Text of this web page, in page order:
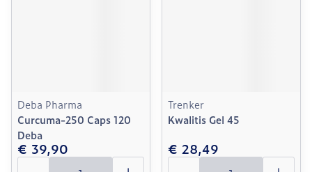
Deba Pharma
Curcuma-250 Caps 120
Deba
€ 39,90
Aantal
Trenker
Kwalitis Gel 45
€ 28,49
Aantal